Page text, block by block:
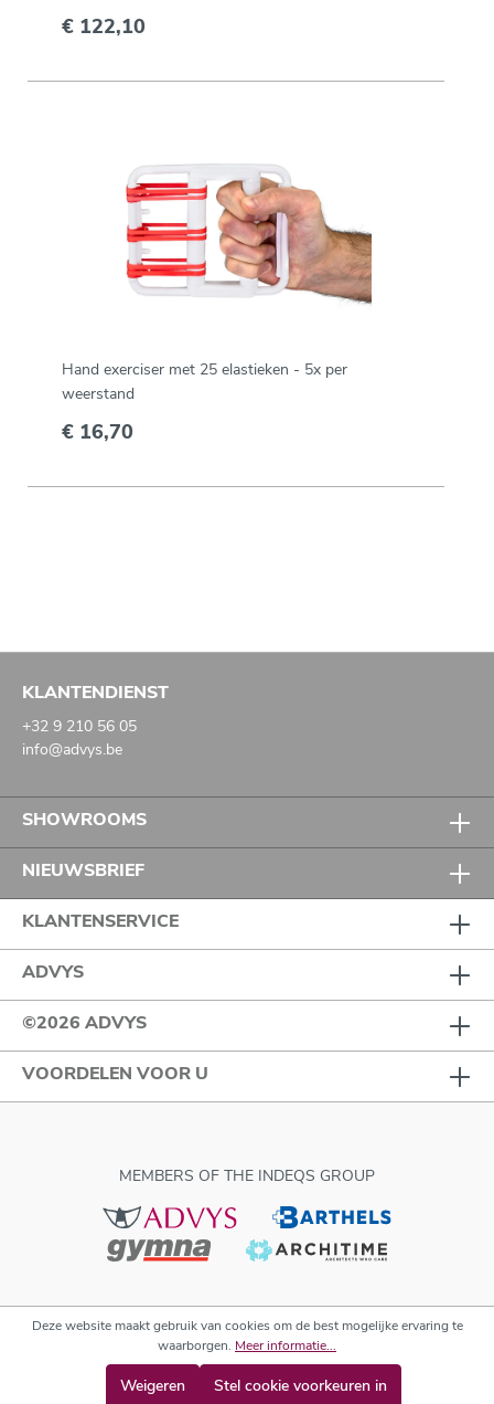
€ 122,10
Hand exerciser met 25 elastieken - 5x per
weerstand
€ 16,70
KLANTENDIENST
+32 9 210 56 05
info@advys.be
SHOWROOMS
NIEUWSBRIEF
KLANTENSERVICE
ADVYS
©2026 ADVYS
VOORDELEN VOOR U
MEMBERS OF THE INDEQS GROUP
Deze website maakt gebruik van cookies om de best mogelijke ervaring te
waarborgen. Meer informatie...
Weigeren Stel cookie voorkeuren in